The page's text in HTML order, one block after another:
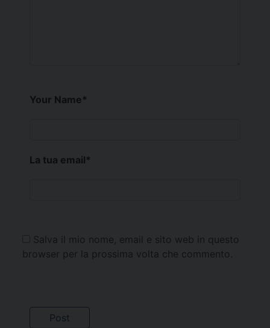
Your Name*
La tua email*
Salva il mio nome, email e sito web in questo
browser per la prossima volta che commento.